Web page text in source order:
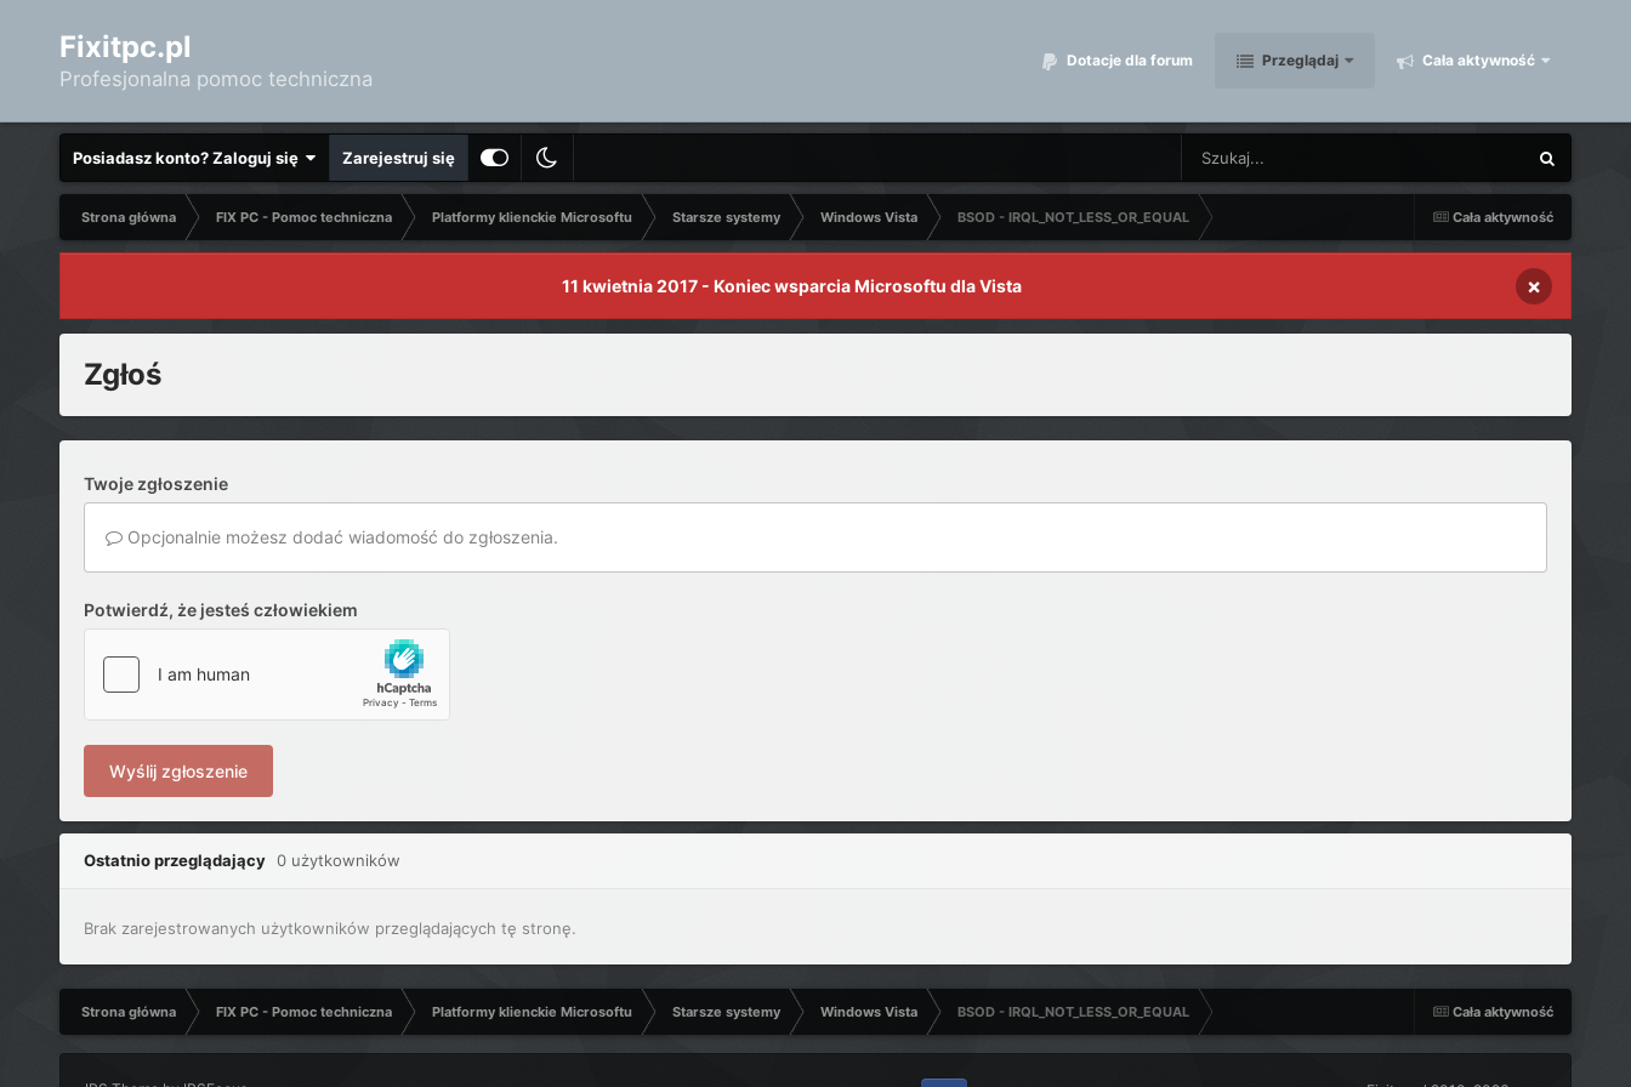
Fixitpc.pl
Profesjonalna pomoc techniczna
Dotacje dla forum Przeglądaj Cała aktywność
Posiadasz konto? Zaloguj się Zarejestruj się
Cała aktywność
Strona główna FIX PC - Pomoc techniczna Platformy klienckie Microsoftu Starsze systemy Windows Vista BSOD - IRQL_NOT_LESS_OR_EQUAL
11 kwietnia 2017 - Koniec wsparcia Microsoftu dla Vista ×
Zgłoś
Twoje zgłoszenie
Opcjonalnie możesz dodać wiadomość do zgłoszenia.
Potwierdź, że jesteś człowiekiem
Wyślij zgłoszenie
Ostatnio przeglądający 0 użytkowników
Brak zarejestrowanych użytkowników przeglądających tę stronę.
Cała aktywność
Strona główna FIX PC - Pomoc techniczna Platformy klienckie Microsoftu Starsze systemy Windows Vista BSOD - IRQL_NOT_LESS_OR_EQUAL